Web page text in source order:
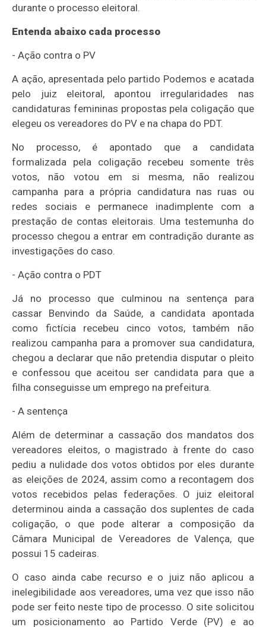
durante o processo eleitoral.
Entenda abaixo cada processo
- Ação contra o PV
A ação, apresentada pelo partido Podemos e acatada
pelo juiz eleitoral, apontou irregularidades nas
candidaturas femininas propostas pela coligação que
elegeu os vereadores do PV e na chapa do PDT.
No processo, é apontado que a candidata
formalizada pela coligação recebeu somente três
votos, não votou em si mesma, não realizou
campanha para a própria candidatura nas ruas ou
redes sociais e permanece inadimplente com a
prestação de contas eleitorais. Uma testemunha do
processo chegou a entrar em contradição durante as
investigações do caso.
- Ação contra o PDT
Já no processo que culminou na sentença para
cassar Benvindo da Saúde, a candidata apontada
como fictícia recebeu cinco votos, também não
realizou campanha para a promover sua candidatura,
chegou a declarar que não pretendia disputar o pleito
e confessou que aceitou ser candidata para que a
filha conseguisse um emprego na prefeitura.
- A sentença
Além de determinar a cassação dos mandatos dos
vereadores eleitos, o magistrado à frente do caso
pediu a nulidade dos votos obtidos por eles durante
as eleições de 2024, assim como a recontagem dos
votos recebidos pelas federações. O juiz eleitoral
determinou ainda a cassação dos suplentes de cada
coligação, o que pode alterar a composição da
Câmara Municipal de Vereadores de Valença, que
possui 15 cadeiras.
O caso ainda cabe recurso e o juiz não aplicou a
inelegibilidade aos vereadores, uma vez que isso não
pode ser feito neste tipo de processo. Osite solicitou
um posicionamento ao Partido Verde (PV) e ao